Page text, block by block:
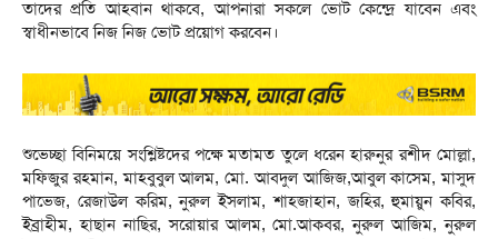
তাদের প্রতি আহবান থাকবে, আপনারা সকলে ভোট কেন্দ্রে যাবেন এবং
স্বাধীনভাবে নিজ নিজ ভোট প্রয়োগ করবেন।
শুভেচ্ছা বিনিময়ে সংশ্লিষ্টদের পক্ষে মতামত তুলে ধরেন হারুনুর রশীদ মোল্লা,
মফিজুর রহমান, মাহবুবুল আলম, মো. আবদুল আজিজ,আবুল কাসেম, মাসুদ
পাভেজ, রেজাউল করিম, নুরুল ইসলাম, শাহজাহান, জহির, হুমায়ুন কবির,
ইব্রাহীম, হাছান নাছির, সরোয়ার আলম, মো.আকবর, নুরুল আজিম, নুরুল